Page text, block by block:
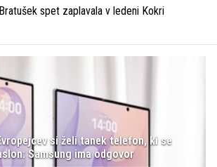
spet zaplavala v ledeni Kokri
si želi tanek telefon, ki se
Samsung ima odgovor